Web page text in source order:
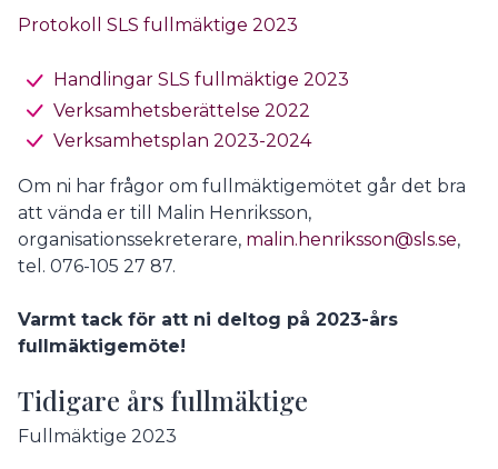
Protokoll SLS fullmäktige 2023
Handlingar SLS fullmäktige 2023
Verksamhetsberättelse 2022
Verksamhetsplan 2023-2024
Om ni har frågor om fullmäktigemötet går det bra
att vända er till Malin Henriksson,
organisationssekreterare, malin.henriksson@sls.se,
tel. 076-105 27 87.
Varmt tack för att ni deltog på 2023-års
fullmäktigemöte!
Tidigare års fullmäktige
Fullmäktige 2023